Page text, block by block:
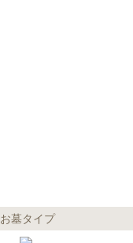
お墓タイプ